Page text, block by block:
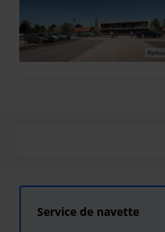
Service de navette